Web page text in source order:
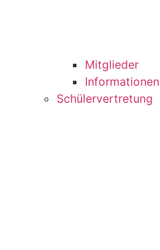
Mitglieder
Informationen
Schülervertretung